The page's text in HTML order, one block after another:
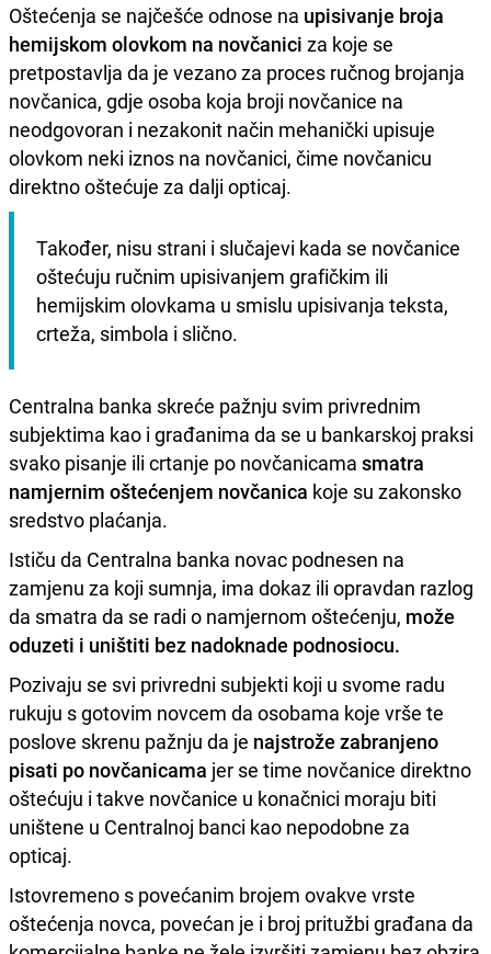
Oštećenja se najčešće odnose na upisivanje broja
hemijskom olovkom na novčanici za koje se
pretpostavlja da je vezano za proces ručnog brojanja
novčanica, gdje osoba koja broji novčanice na
neodgovoran i nezakonit način mehanički upisuje
olovkom neki iznos na novčanici, čime novčanicu
direktno oštećuje za dalji opticaj.
Također, nisu strani i slučajevi kada se novčanice
oštećuju ručnim upisivanjem grafičkim ili
hemijskim olovkama u smislu upisivanja teksta,
crteža, simbola i slično.
Centralna banka skreće pažnju svim privrednim
subjektima kao i građanima da se u bankarskoj praksi
svako pisanje ili crtanje po novčanicama smatra
namjernim oštećenjem novčanica koje su zakonsko
sredstvo plaćanja.
Ističu da Centralna banka novac podnesen na
zamjenu za koji sumnja, ima dokaz ili opravdan razlog
da smatra da se radi o namjernom oštećenju, može
oduzeti i uništiti bez nadoknade podnosiocu.
Pozivaju se svi privredni subjekti koji u svome radu
rukuju s gotovim novcem da osobama koje vrše te
poslove skrenu pažnju da je najstrože zabranjeno
pisati po novčanicama jer se time novčanice direktno
oštećuju i takve novčanice u konačnici moraju biti
uništene u Centralnoj banci kao nepodobne za
opticaj.
Istovremeno s povećanim brojem ovakve vrste
oštećenja novca, povećan je i broj pritužbi građana da